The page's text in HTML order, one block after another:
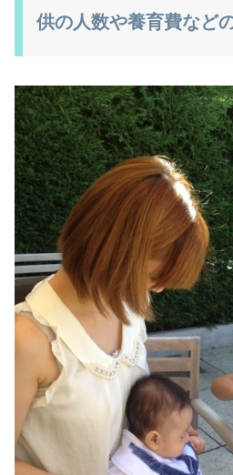
供の人数や養育費など